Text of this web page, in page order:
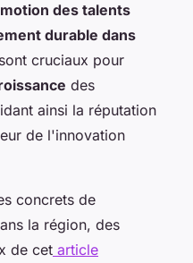
des talents
durable dans
cruciaux pour
des
ainsi la réputation
de l'innovation
concrets de
la région, des
de cet article